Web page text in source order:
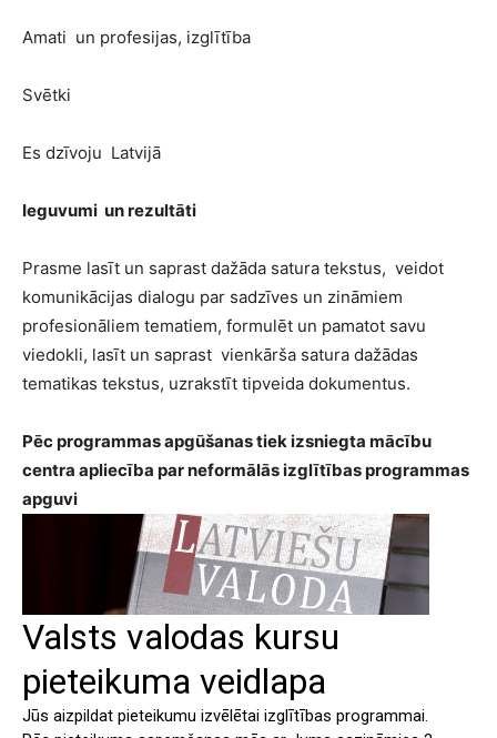
Amati un profesijas, izglītība
Svētki
Es dzīvoju Latvijā
Ieguvumi un rezultāti
Prasme lasīt un saprast dažāda satura tekstus, veidot
komunikācijas dialogu par sadzīves un zināmiem
profesionāliem tematiem, formulēt un pamatot savu
viedokli, lasīt un saprast vienkārša satura dažādas
tematikas tekstus, uzrakstīt tipveida dokumentus.
Pēc programmas apgūšanas tiek izsniegta mācību
centra apliecība par neformālās izglītības programmas
apguvi